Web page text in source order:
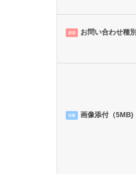
必須 お問い合わせ種別
任意 画像添付（5MB)